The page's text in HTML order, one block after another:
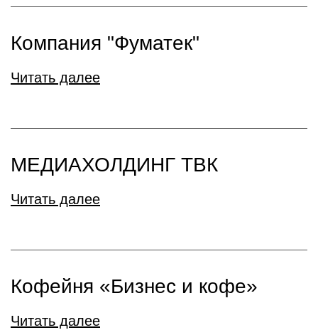
Компания "Фуматек"
Читать далее
МЕДИАХОЛДИНГ ТВК
Читать далее
Кофейня «Бизнес и кофе»
Читать далее